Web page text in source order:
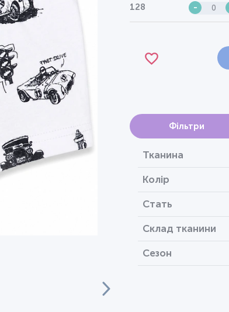
128 -
Фільтри
Тканина
Колір
Стать
Склад тканини
Сезон